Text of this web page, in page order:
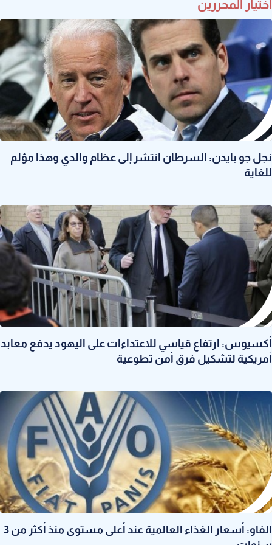
اختيار المحررين
نجل جو بايدن: السرطان انتشر إلى عظام والدي وهذا مؤلم
للغاية
أكسيوس: ارتفاع قياسي للاعتداءات على اليهود يدفع معابد
أمريكية لتشكيل فرق أمن تطوعية
الفاو: أسعار الغذاء العالمية عند أعلى مستوى منذ أكثر من 3